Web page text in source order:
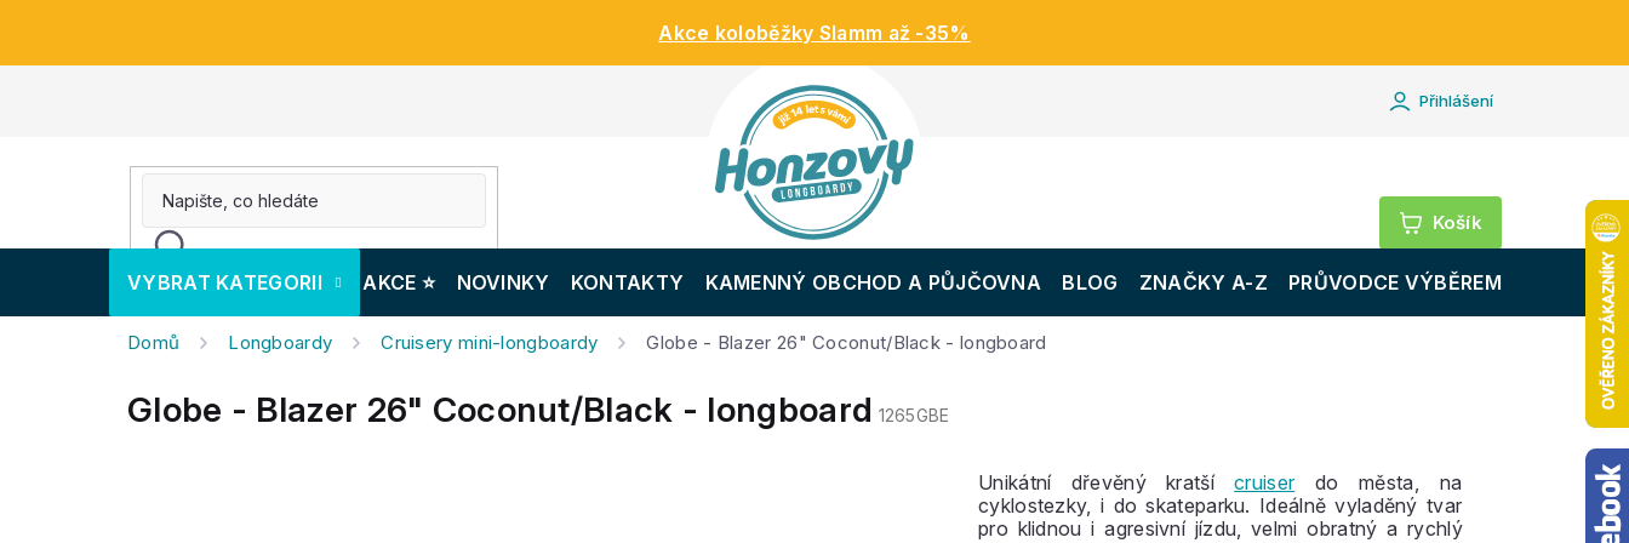
Akce koloběžky Slamm až -35%
Přihlášení
Nákupní
košík
VYBRAT KATEGORII AKCE ⭐️ NOVINKY KONTAKTY KAMENNÝ OBCHOD A PŮJČOVNA BLOG ZNAČKY A-Z PRŮVODCE VÝBĚREM
Domů Longboardy Cruisery mini-longboardy Globe - Blazer 26" Coconut/Black - longboard
Globe - Blazer 26" Coconut/Black - longboard 1265GBE
Unikátní dřevěný kratšícruiserdo města, na
cyklostezky, i do skateparku. Ideálně vyladěný tvar
pro klidnou i agresivní jízdu, velmi obratný a rychlý